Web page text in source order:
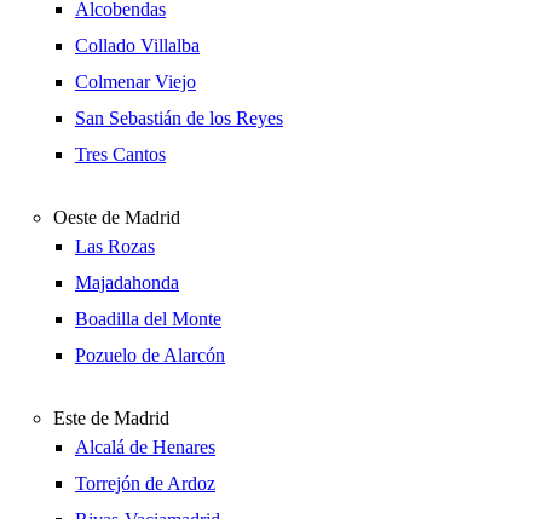
Alcobendas
Collado Villalba
Colmenar Viejo
San Sebastián de los Reyes
Tres Cantos
Oeste de Madrid
Las Rozas
Majadahonda
Boadilla del Monte
Pozuelo de Alarcón
Este de Madrid
Alcalá de Henares
Torrejón de Ardoz